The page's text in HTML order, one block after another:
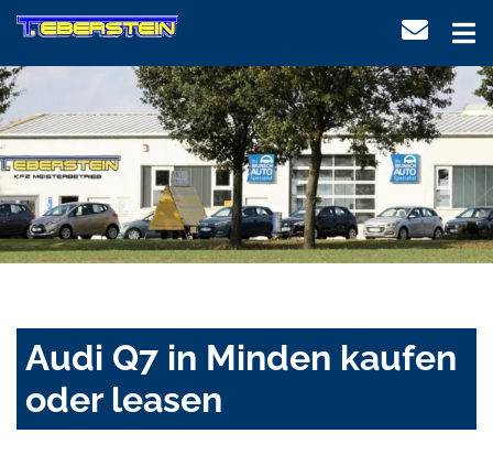
Audi Q7 in Minden kaufen
oder leasen